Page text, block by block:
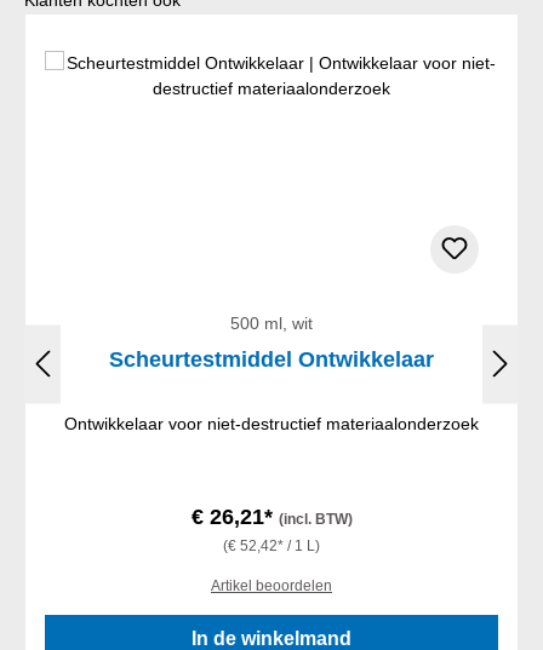
500 ml, wit
Scheurtestmiddel Ontwikkelaar
Ontwikkelaar voor niet-destructief materiaalonderzoek
€ 26,21* (incl. BTW)
(€ 52,42* / 1 L)
Artikel beoordelen
In de winkelmand